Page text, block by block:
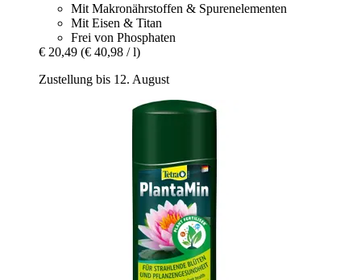
Mit Makronährstoffen & Spurenelementen
Mit Eisen & Titan
Frei von Phosphaten
€ 20,49 (€ 40,98 / l)
Zustellung bis 12. August